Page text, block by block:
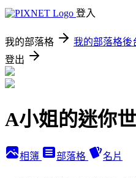
登入
我的部落格 我的部落格後
登出
A小姐的迷你
相簿 部落格 名片